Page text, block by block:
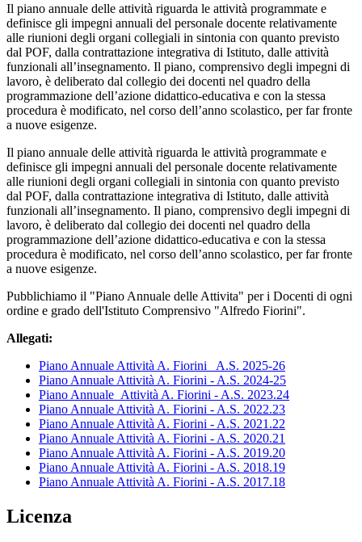
Il piano annuale delle attività riguarda le attività programmate e
definisce gli impegni annuali del personale docente relativamente
alle riunioni degli organi collegiali in sintonia con quanto previsto
dal POF, dalla contrattazione integrativa di Istituto, dalle attività
funzionali all’insegnamento. Il piano, comprensivo degli impegni di
lavoro, è deliberato dal collegio dei docenti nel quadro della
programmazione dell’azione didattico-educativa e con la stessa
procedura è modificato, nel corso dell’anno scolastico, per far fronte
a nuove esigenze.
Il piano annuale delle attività riguarda le attività programmate e
definisce gli impegni annuali del personale docente relativamente
alle riunioni degli organi collegiali in sintonia con quanto previsto
dal POF, dalla contrattazione integrativa di Istituto, dalle attività
funzionali all’insegnamento. Il piano, comprensivo degli impegni di
lavoro, è deliberato dal collegio dei docenti nel quadro della
programmazione dell’azione didattico-educativa e con la stessa
procedura è modificato, nel corso dell’anno scolastico, per far fronte
a nuove esigenze.
Pubblichiamo il "Piano Annuale delle Attivita" per i Docenti di ogni
ordine e grado dell'Istituto Comprensivo "Alfredo Fiorini".
Allegati:
Piano Annuale Attività A. Fiorini_ A.S. 2025-26
Piano Annuale Attività A. Fiorini - A.S. 2024-25
Piano Annuale_Attività A. Fiorini - A.S. 2023.24
Piano Annuale Attività A. Fiorini - A.S. 2022.23
Piano Annuale Attività A. Fiorini - A.S. 2021.22
Piano Annuale Attività A. Fiorini - A.S. 2020.21
Piano Annuale Attività A. Fiorini - A.S. 2019.20
Piano Annuale Attività A. Fiorini - A.S. 2018.19
Piano Annuale Attività A. Fiorini - A.S. 2017.18
Licenza